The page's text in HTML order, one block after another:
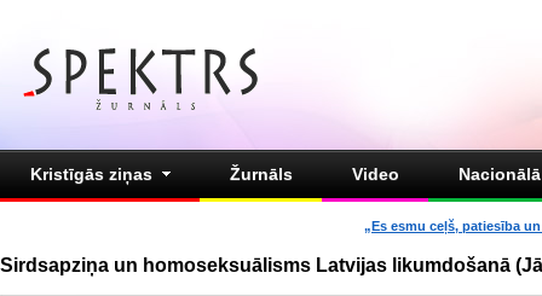
Kristīgās ziņas Žurnāls Video
„Es esmu ceļš, patiesība
Sirdsapziņa un homoseksuālisms Latvijas likumdošanā